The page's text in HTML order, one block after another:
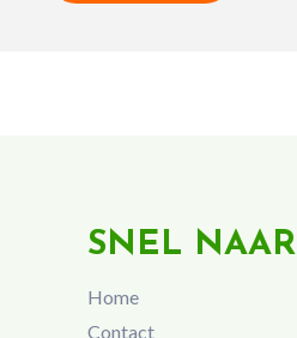
SNEL NAAR
Home
Contact